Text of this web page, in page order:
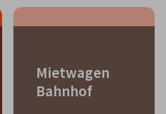
Mietwagen
Bahnhof